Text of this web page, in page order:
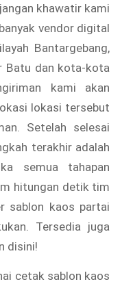
khawatir kami
vendor digital
Bantargebang,
Batu dan kota-kota
kami akan
lokasi tersebut
Setelah selesai
terakhir adalah
semua tahapan
hitungan detik tim
sablon kaos partai
Tersedia juga
disini!
cetak sablon kaos